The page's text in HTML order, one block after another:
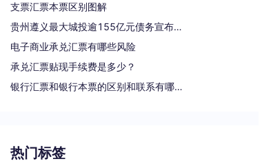
支票汇票本票区别图解
贵州遵义最大城投逾155亿元债务宣布重组
电子商业承兑汇票有哪些风险
承兑汇票贴现手续费是多少？
银行汇票和银行本票的区别和联系有哪些（一文读懂支票、本票和汇票的区别）
热门标签